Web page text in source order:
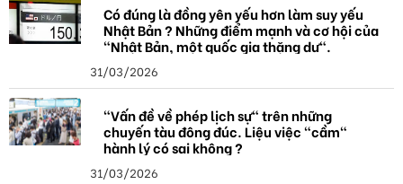
Có đúng là đồng yên yếu hơn làm suy yếu
Nhật Bản ? Những điểm mạnh và cơ hội của
"Nhật Bản, một quốc gia thặng dư".
31/03/2026
"Vấn đề về phép lịch sự" trên những
chuyến tàu đông đúc. Liệu việc "cầm"
hành lý có sai không ?
31/03/2026